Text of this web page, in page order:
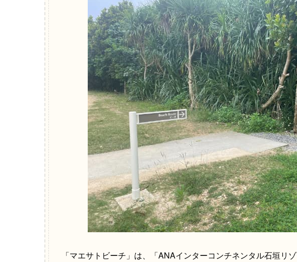
「マエサトビーチ」は、「ANAインターコンチネンタル石垣リ